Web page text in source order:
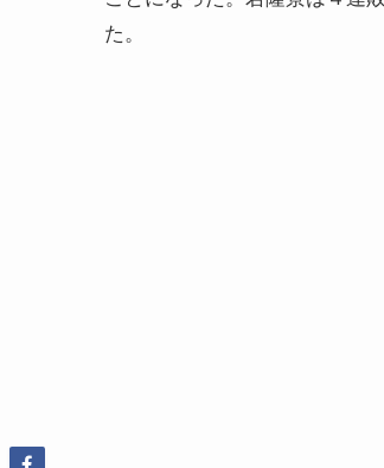
た。